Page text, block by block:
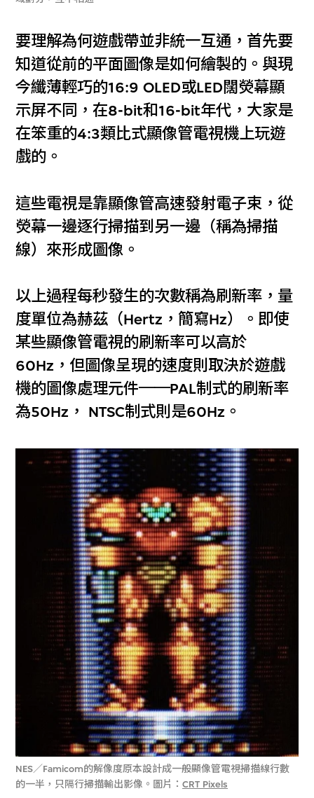
要理解為何遊戲帶並非統一互通，首先要
知道從前的平面圖像是如何繪製的。與現
今纖薄輕巧的16:9 OLED或LED闊熒幕顯
示屏不同，在8-bit和16-bit年代，大家是
在笨重的4:3類比式顯像管電視機上玩遊
戲的。
這些電視是靠顯像管高速發射電子束，從
熒幕一邊逐行掃描到另一邊（稱為掃描
線）來形成圖像。
以上過程每秒發生的次數稱為刷新率，量
度單位為赫茲（Hertz，簡寫Hz）。即使
某些顯像管電視的刷新率可以高於
60Hz，但圖像呈現的速度則取決於遊戲
機的圖像處理元件──PAL制式的刷新率
為50Hz， NTSC制式則是60Hz。
NES／Famicom的解像度原本設計成一般顯像管電視掃描線行數
的一半，只隔行掃描輸出影像。圖片：CRT Pixels